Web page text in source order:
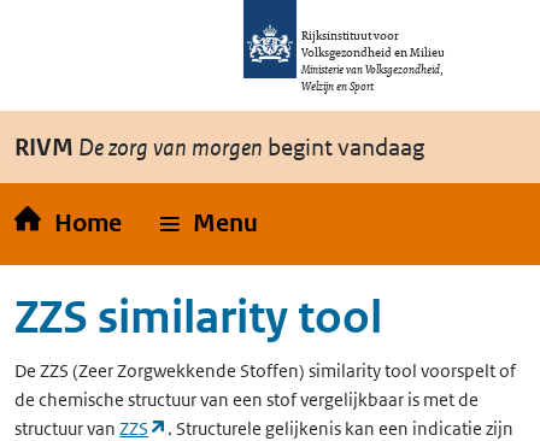
Overslaan en naar de inhoud gaan
Rijksinstituut voor
Volksgezondheid en Milieu
Ministerie van Volksgezondheid,
Welzijn en Sport
RIVM De zorg van morgen begint vandaag
Home Menu
ZZS similarity tool
De ZZS (Zeer Zorgwekkende Stoffen) similarity tool voorspelt of
de chemische structuur van een stof vergelijkbaar is met de
structuur van ZZS (opent in een nieuw tabblad)
. Structurele gelijkenis kan een indicatie zijn